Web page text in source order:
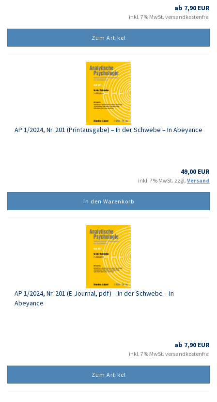
ab 7,90 EUR
inkl. 7% MwSt. versandkostenfrei
Zum Artikel
AP 1/2024, Nr. 201 (Printausgabe) – In der Schwebe – In Abeyance
49,00 EUR
inkl. 7% MwSt. zzgl. Versand
In den Warenkorb
AP 1/2024, Nr. 201 (E-Journal, pdf) – In der Schwebe – In
Abeyance
ab 7,90 EUR
inkl. 7% MwSt. versandkostenfrei
Zum Artikel